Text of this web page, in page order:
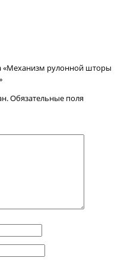
«Механизм рулонной шторы
Обязательные поля